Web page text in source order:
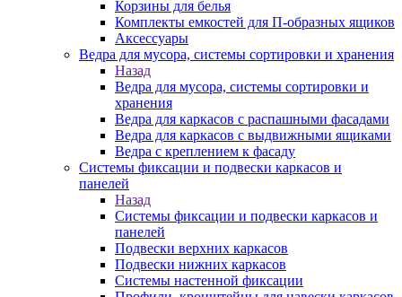
Корзины для белья
Комплекты емкостей для П-образных ящиков
Аксессуары
Ведра для мусора, системы сортировки и хранения
Назад
Ведра для мусора, системы сортировки и
хранения
Ведра для каркасов с распашными фасадами
Ведра для каркасов с выдвижными ящиками
Ведра с креплением к фасаду
Системы фиксации и подвески каркасов и
панелей
Назад
Системы фиксации и подвески каркасов и
панелей
Подвески верхних каркасов
Подвески нижних каркасов
Системы настенной фиксации